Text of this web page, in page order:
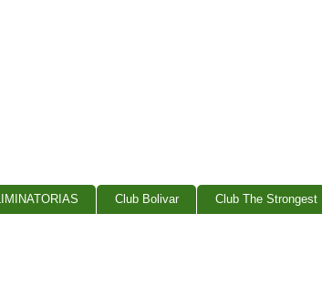
Club Bolivar Club The Strongest